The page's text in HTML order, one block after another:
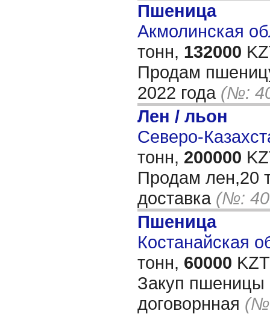
Пшеница
Акмолинская
тонн, 132000
Продам
2022 года (№:
Лен / льон
Северо-
тонн, 200000
Продам лен,20
доставка (№:
Пшеница
Костанайская
тонн, 60000
Закуп пшеницы
договорнная